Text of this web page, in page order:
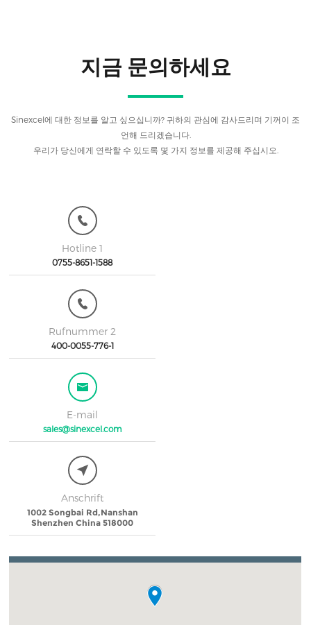
지금 문의하세요
Sinexcel에 대한 정보를 알고 싶으십니까? 귀하의 관심에 감사드리며 기꺼이 조
언해 드리겠습니다.
우리가 당신에게 연락할 수 있도록 몇 가지 정보를 제공해 주십시오.
Hotline 1
0755-8651-1588
Rufnummer 2
400-0055-776-1
E-mail
sales@sinexcel.com
Anschrift
1002 Songbai Rd,Nanshan
Shenzhen China 518000